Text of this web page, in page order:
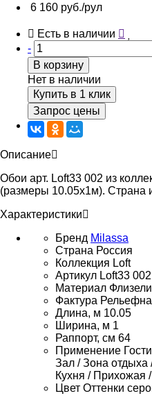
6 160 руб./рул
Есть в наличии
-
В корзину
Нет в наличии
Купить в 1 клик
Запрос цены
Описание
Обои арт. Loft33 002 из
(размеры 10.05х1м). Страна
Характеристики
Бренд Milassa
Страна Россия
Коллекция Loft
Артикул Loft33 002
Материал
Фактура
Длина, м 10.05
Ширина, м 1
Раппорт, см 64
Применение
Зал / Зона отдыха
Кухня / Прихожая
Цвет Оттенки